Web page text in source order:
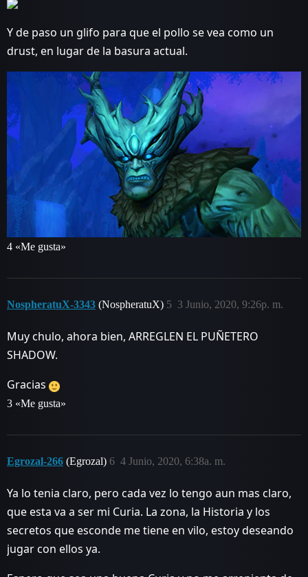
Y de paso un glifo para que el pollo se vea como un
drust, en lugar de la basura actual.
4 «Me gusta»
NospheratuX-3343 (NospheratuX) 3 Junio, 2020, 9:26p. m.
5
Muy chulo, ahora bien, ARREGLEN EL PUÑETERO
SHADOW.
Gracias
3 «Me gusta»
Egrozal-266 (Egrozal) 4 Junio, 2020, 6:38a. m.
6
Ya lo tenia claro, pero cada vez lo tengo aun mas claro,
que esta va a ser mi Curia. La zona, la Historia y los
secretos que esconde me tiene en vilo, estoy deseando
jugar con ellos ya.